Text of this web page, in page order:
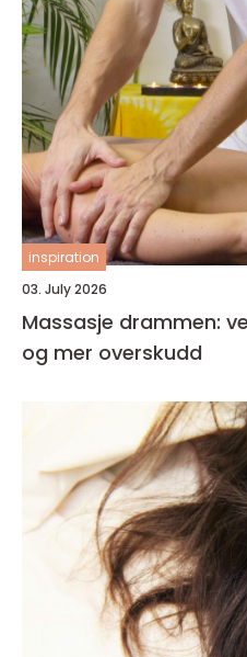
inspiration
03. July 2026
Massasje drammen:
og mer overskudd